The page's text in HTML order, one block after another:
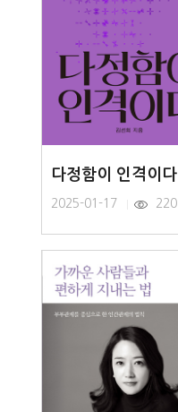
다정함이 인격이다
2025-01-17 220